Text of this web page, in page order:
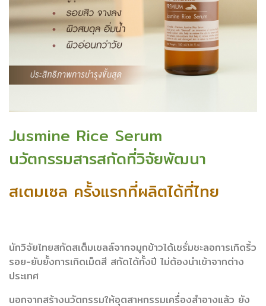
Jusmine Rice Serum
นวัตกรรมสารสกัดที่วิจัยพัฒนา
สเตมเซล ครั้งแรกที่ผลิตได้ที่ไทย
นักวิจัยไทยสกัดสเต็มเซลล์จากจมูกข้าวได้เซรั่มชะลอการเกิดริ้ว
รอย-ยับยั้งการเกิดเม็ดสี สกัดได้ทั้งปี ไม่ต้องนำเข้าจากต่าง
ประเทศ
นอกจากสร้างนวัตกรรมให้อุตสาหกรรมเครื่องสำอางแล้ว ยัง